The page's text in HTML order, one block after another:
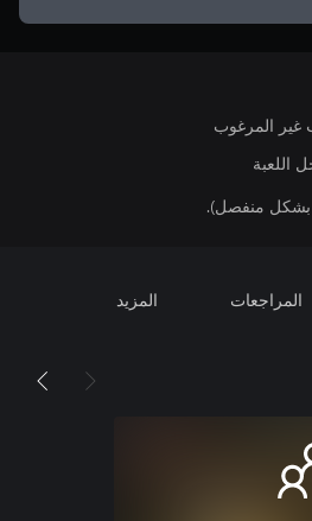
المرغوب
اللعبة
بشكل منفصل).
المراجعات المزيد